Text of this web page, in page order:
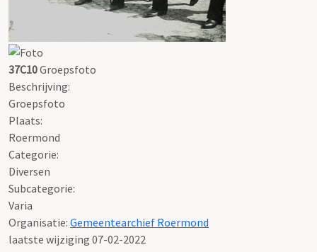
37C10Groepsfoto
Beschrijving:
Groepsfoto
Plaats:
Roermond
Categorie:
Diversen
Subcategorie:
Varia
Organisatie: Gemeentearchief Roermond
laatste wijziging 07-02-2022